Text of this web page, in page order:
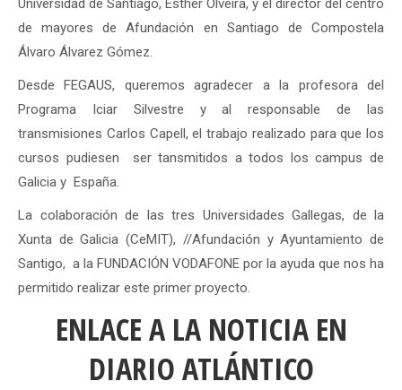
de mayores de Afundación en Santiago de Compostela
Álvaro Álvarez Gómez.
Desde FEGAUS, queremos agradecer a la profesora del
Programa Iciar Silvestre y al responsable de las
transmisiones Carlos Capell, el trabajo realizado para que los
cursos pudiesen ser tansmitidos a todos los campus de
Galicia y España.
La colaboración de las tres Universidades Gallegas, de la
Xunta de Galicia (CeMIT), //Afundación y Ayuntamiento de
Santigo, a la FUNDACIÓN VODAFONE por la ayuda que nos ha
permitido realizar este primer proyecto.
ENLACE A LA NOTICIA EN
DIARIO ATLÁNTICO